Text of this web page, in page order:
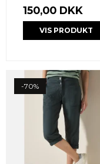
150,00 DKK
VIS PRODUKT
-70%